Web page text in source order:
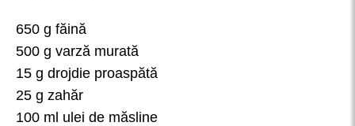
650 g făină
500 g varză murată
15 g drojdie proaspătă
25 g zahăr
100 ml ulei de măsline